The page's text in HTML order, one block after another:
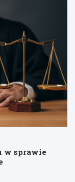
w sprawie